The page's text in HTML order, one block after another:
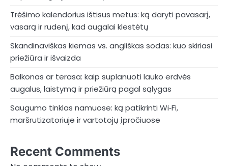
Trėšimo kalendorius ištisus metus: ką daryti pavasarį,
vasarą ir rudenį, kad augalai klestėtų
Skandinaviškas kiemas vs. angliškas sodas: kuo skiriasi
priežiūra ir išvaizda
Balkonas ar terasa: kaip suplanuoti lauko erdvės
augalus, laistymą ir priežiūrą pagal sąlygas
Saugumo tinklas namuose: ką patikrinti Wi‑Fi,
maršrutizatoriuje ir vartotojų įpročiuose
Recent Comments